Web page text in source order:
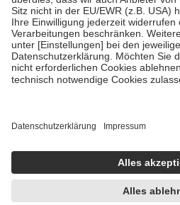
mit Ausnahme der Fahrkosten
• Untersuchungen zur Vorsorge und
GKV getragen werden
• empfohlenen Schutzimpfungen
• Harn- und Blutteststreifen
getroffen, um sicherzustellen, dass es
https://help.etrusted.com/hc/de/
Einige Bilder und Inhalte wurden